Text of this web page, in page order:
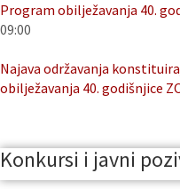
Program obilježavanja 40.
09:00
Najava održavanja
obilježavanja 40. godišnjice
Konkursi i javni